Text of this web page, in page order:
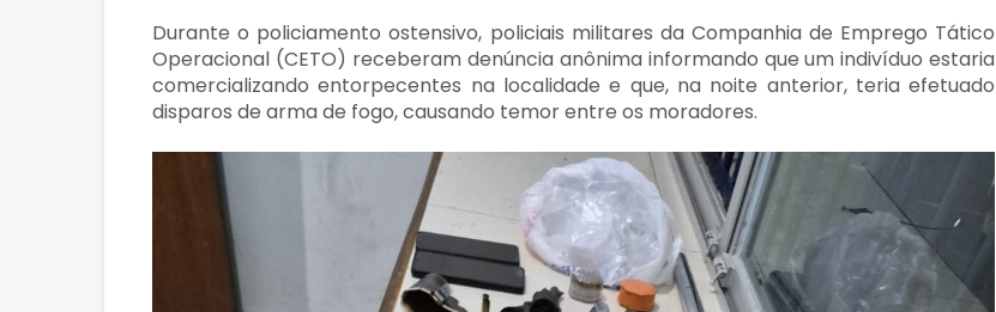
Durante o policiamento ostensivo, policiais militares da Companhia de Emprego Tático
Operacional (CETO) receberam denúncia anônima informando que um indivíduo estaria
comercializando entorpecentes na localidade e que, na noite anterior, teria efetuado
disparos de arma de fogo, causando temor entre os moradores.